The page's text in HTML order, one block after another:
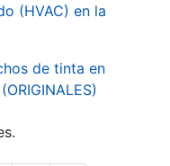
(HVAC) en la
de tinta en